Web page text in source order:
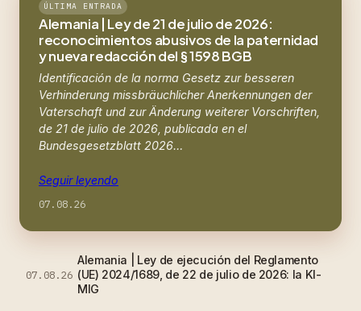
ÚLTIMA ENTRADA
Alemania | Ley de 21 de julio de 2026:
reconocimientos abusivos de la paternidad
y nueva redacción del § 1598 BGB
Identificación de la norma Gesetz zur besseren
Verhinderung missbräuchlicher Anerkennungen der
Vaterschaft und zur Änderung weiterer Vorschriften,
de 21 de julio de 2026, publicada en el
Bundesgesetzblatt 2026…
Seguir leyendo
07.08.26
07.08.26
Alemania | Ley de ejecución del Reglamento
(UE) 2024/1689, de 22 de julio de 2026: la KI-
MIG